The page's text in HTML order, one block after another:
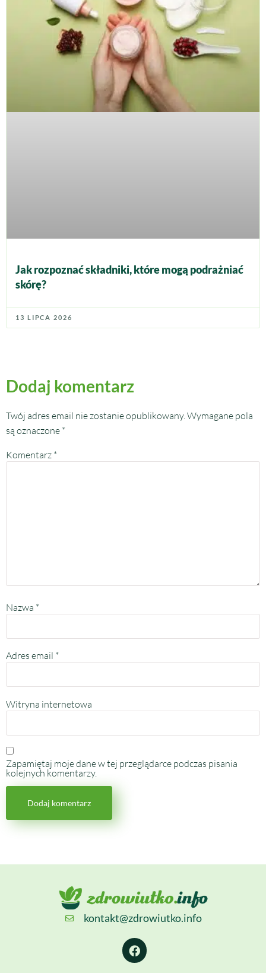
Jak rozpoznać składniki, które mogą podrażniać
skórę?
13 LIPCA 2026
Dodaj komentarz
Twój adres email nie zostanie opublikowany.Wymagane pola
są oznaczone *
Komentarz *
Nazwa *
Adres email *
Witryna internetowa
Zapamiętaj moje dane w tej przeglądarce podczas pisania
kolejnych komentarzy.
kontakt@zdrowiutko.info